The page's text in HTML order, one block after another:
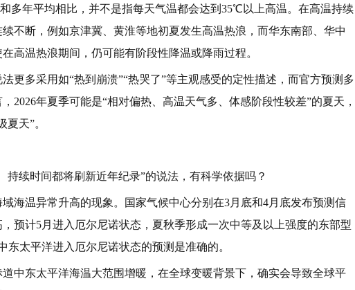
多年平均相比，并不是指每天气温都会达到35℃以上高温。在高温持续
不断，例如京津冀、黄淮等地初夏发生高温热浪，而华东南部、华中
高温热浪期间，仍可能有阶段性降温或降雨过程。
更多采用如“热到崩溃”“热哭了”等主观感受的定性描述，而官方预测多
2026年夏季可能是“相对偏热、高温天气多、体感阶段性较差”的夏天，
天”。
持续时间都将刷新近年纪录”的说法，有科学依据吗？
海温异常升高的现象。国家气候中心分别在3月底和4月底发布预测信
预计5月进入厄尔尼诺状态，夏秋季形成一次中等及以上强度的东部型
太平洋进入厄尔尼诺状态的预测是准确的。
中东太平洋海温大范围增暖，在全球变暖背景下，确实会导致全球平